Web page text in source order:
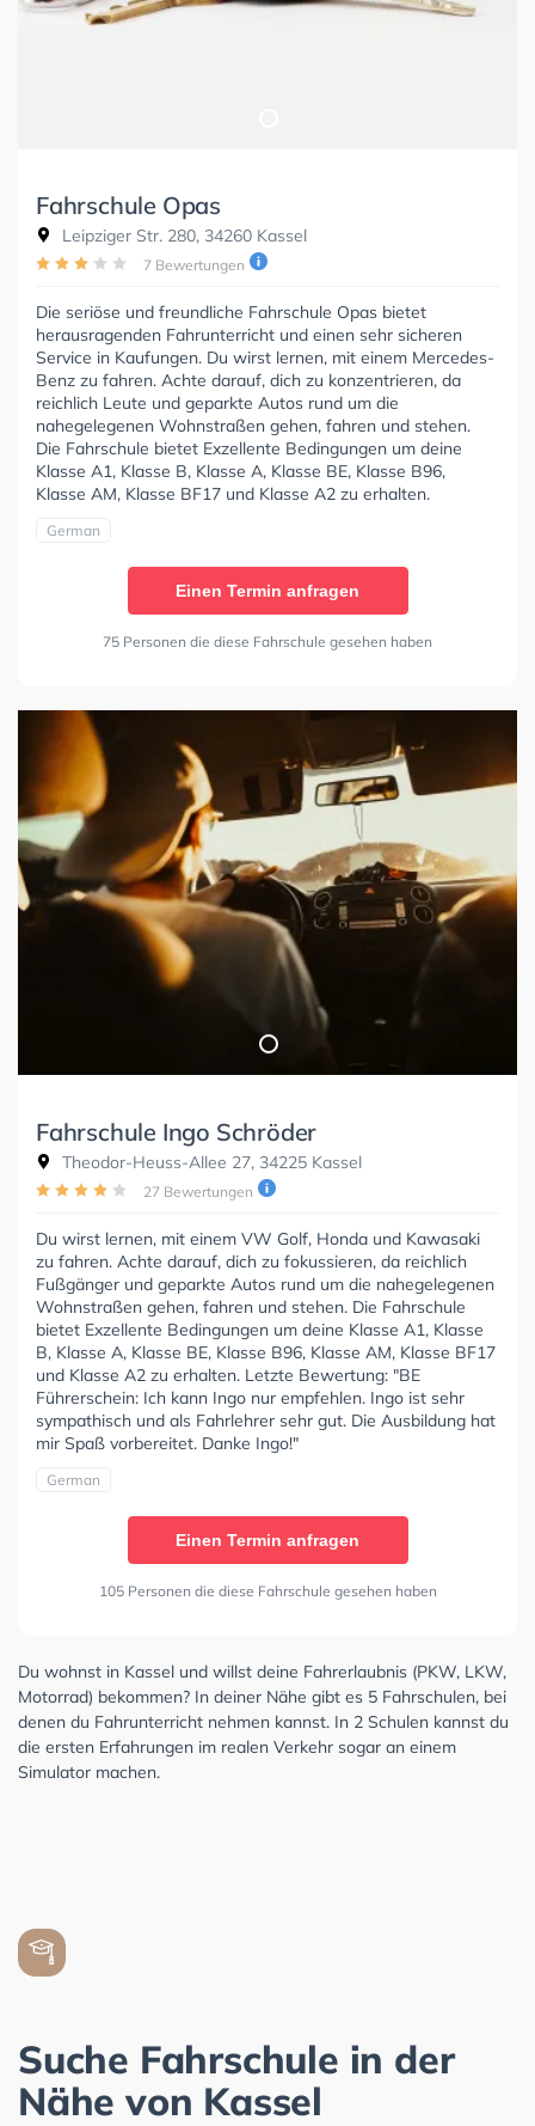
Fahrschule Opas
Leipziger Str. 280, 34260 Kassel
7 Bewertungen
Die seriöse und freundliche Fahrschule Opas bietet
herausragenden Fahrunterricht und einen sehr sicheren
Service in Kaufungen. Du wirst lernen, mit einem Mercedes-
Benz zu fahren. Achte darauf, dich zu konzentrieren, da
reichlich Leute und geparkte Autos rund um die
nahegelegenen Wohnstraßen gehen, fahren und stehen.
Die Fahrschule bietet Exzellente Bedingungen um deine
Klasse A1, Klasse B, Klasse A, Klasse BE, Klasse B96,
Klasse AM, Klasse BF17 und Klasse A2 zu erhalten.
German
Einen Termin anfragen
75 Personen die diese Fahrschule gesehen haben
Fahrschule Ingo Schröder
Theodor-Heuss-Allee 27, 34225 Kassel
27 Bewertungen
Du wirst lernen, mit einem VW Golf, Honda und Kawasaki
zu fahren. Achte darauf, dich zu fokussieren, da reichlich
Fußgänger und geparkte Autos rund um die nahegelegenen
Wohnstraßen gehen, fahren und stehen. Die Fahrschule
bietet Exzellente Bedingungen um deine Klasse A1, Klasse
B, Klasse A, Klasse BE, Klasse B96, Klasse AM, Klasse BF17
und Klasse A2 zu erhalten. Letzte Bewertung: "BE
Führerschein: Ich kann Ingo nur empfehlen. Ingo ist sehr
sympathisch und als Fahrlehrer sehr gut. Die Ausbildung hat
mir Spaß vorbereitet. Danke Ingo!"
German
Einen Termin anfragen
105 Personen die diese Fahrschule gesehen haben
Du wohnst in Kassel und willst deine Fahrerlaubnis (PKW, LKW,
Motorrad) bekommen? In deiner Nähe gibt es 5 Fahrschulen, bei
denen du Fahrunterricht nehmen kannst. In 2 Schulen kannst du
die ersten Erfahrungen im realen Verkehr sogar an einem
Simulator machen.
Suche Fahrschule in der
Nähe von Kassel